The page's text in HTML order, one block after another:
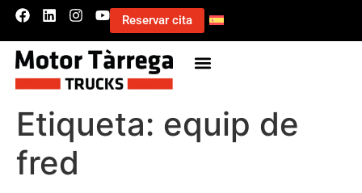
Reservar cita
Etiqueta: equip de
fred